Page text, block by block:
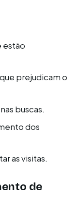
estão
prejudicam o
buscas.
dos
as visitas.
de